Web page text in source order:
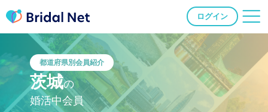
ログイン
都道府県別会員紹介
茨城の
婚活中会員